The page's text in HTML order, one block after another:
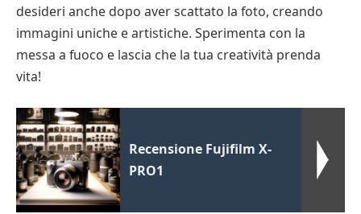
desideri anche dopo aver scattato la foto, creando
immagini uniche e artistiche. Sperimenta con la
messa a fuoco e lascia che la tua creatività prenda
vita!
Recensione Fujifilm X-
PRO1